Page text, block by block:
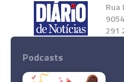
Rua
291
Podcasts